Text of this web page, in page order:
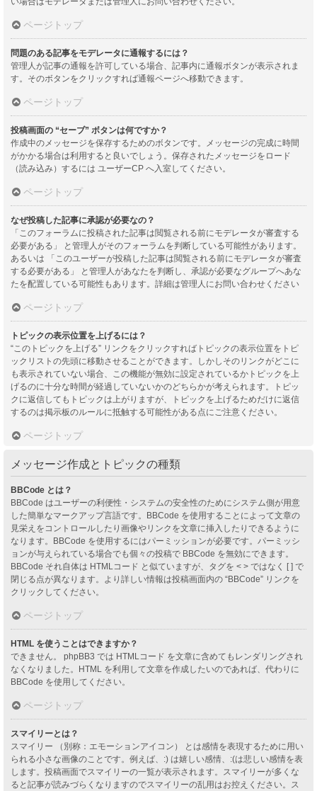
ページトップ
問題のある記事をモデレータに通報するには？
管理人が記事の通報を許可している場合、記事内に通報ボタンが表示されま
す。そのボタンをクリックすれば通報ページへ移動できます。
ページトップ
投稿画面の “セーブ” ボタンは何ですか？
作成中のメッセージを保存するためのボタンです。メッセージの完成に時間
がかかる場合は利用すると良いでしょう。保存されたメッセージをロード
（読み込み）するには ユーザーCP へ入室してください。
ページトップ
なぜ投稿した記事に承認が必要なの？
「このフォーラムに投稿された記事は閲覧される前にモデレータが審査する
必要がある」 と管理人がそのフォーラムを判断している可能性があります。
あるいは 「このユーザーが投稿した記事は閲覧される前にモデレータが審査
する必要がある」 と管理人があなたを判断し、承認が必要なグループへあな
たを配置している可能性もあります。詳細は管理人にお問い合わせください
ページトップ
トピックの表示位置を上げるには？
“このトピックを上げる” リンクをクリックすればトピックの表示位置をトピ
ックリストの先頭に移動させることができます。しかしそのリンクがどこに
も表示されていない場合、この機能が無効に設定されているかトピックを上
げるのに十分な時間が経過していないかのどちらかが考えられます。トピッ
クに返信してもトピックは上がりますが、トピックを上げるためだけに返信
するのは掲示板のルールに抵触する可能性がある点にご注意ください。
ページトップ
メッセージ作成とトピックの種類
BBCode とは？
BBCode はユーザーの利便性・システムの安全性のためにシステム側が用意
した簡単なマークアップ言語です。BBCode を使用することによって文章の
見栄えをコントロールしたり画像やリンクを文章に挿入したりできるように
なります。BBCode を使用するにはパーミッションが必要です。パーミッシ
ョンが与えられている場合でも個々の投稿で BBCode を無効にできます。
BBCode それ自体は HTMLコード と似ていますが、タグを < > ではなく [ ] で
閉じる点が異なります。より詳しい情報は投稿画面内の “BBCode” リンクを
クリックしてください。
ページトップ
HTML を使うことはできますか？
できません。 phpBB3 では HTMLコード を文章に含めてもレンダリングされ
なくなりました。HTML を利用して文章を作成したいのであれば、代わりに
BBCode を使用してください。
ページトップ
スマイリーとは？
スマイリー （別称：エモーションアイコン） とは感情を表現するために用い
られる小さな画像のことです。例えば、:) は嬉しい感情、:(は悲しい感情を表
します。投稿画面でスマイリーの一覧が表示されます。スマイリーが多くな
ると記事が読みづらくなりますのでスマイリーの乱用はお控えください。ス